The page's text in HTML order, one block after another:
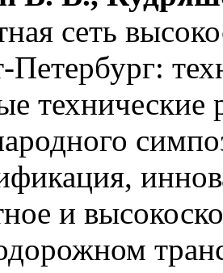
сеть
Петербург:
и